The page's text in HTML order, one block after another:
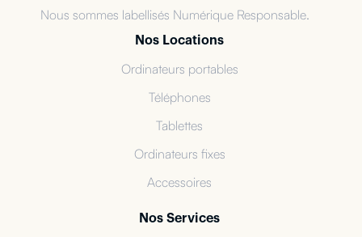
Nous sommes labellisés Numérique Responsable.
Nos Locations
Ordinateurs portables
Téléphones
Tablettes
Ordinateurs fixes
Accessoires
Nos Services